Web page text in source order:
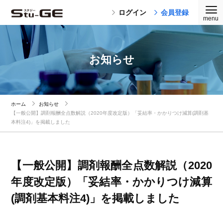
ログイン 会員登録
お知らせ
ホーム
お知らせ
【一般公開】調剤報酬全点数解説（2020年度改定版）「妥結率・かかりつけ減算(調剤基
本料注4)」を掲載しました
【一般公開】調剤報酬全点数解説（2020
年度改定版）「妥結率・かかりつけ減算
(調剤基本料注4)」を掲載しました